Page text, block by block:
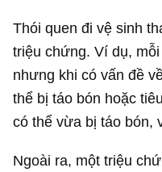
Thói quen đi vệ sinh
triệu chứng. Ví dụ,
nhưng khi có vấn đề
thể bị táo bón hoặc
có thể vừa bị táo bón,
Ngoài ra, một triệu